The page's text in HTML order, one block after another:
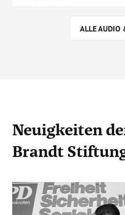
ALLE AUDIO
Neuigkeiten
Brandt